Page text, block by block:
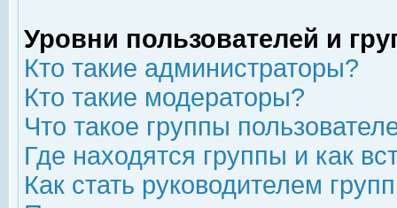
Уровни пользователей и
Кто такие администраторы?
Кто такие модераторы?
Что такое группы
Где находятся группы и как
Как стать руководителем